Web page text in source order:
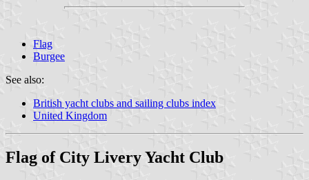
Flag
Burgee
See also:
British yacht clubs and sailing clubs index
United Kingdom
Flag of City Livery Yacht Club